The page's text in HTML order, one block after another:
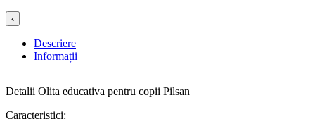
‹
Descriere
Informații
Detalii Olita educativa pentru copii Pilsan
Caracteristici: